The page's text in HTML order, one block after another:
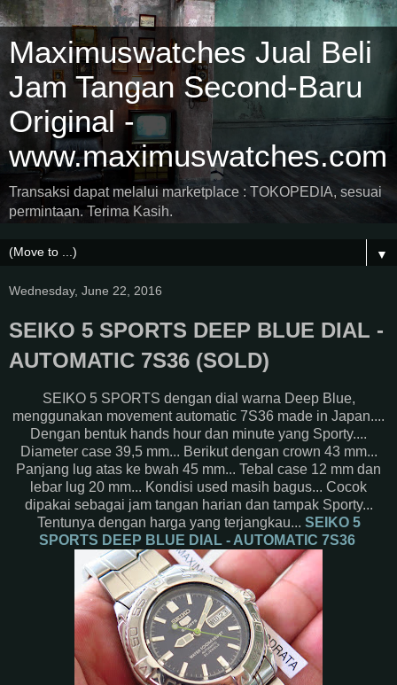
Maximuswatches Jual Beli
Jam Tangan Second-Baru
Original -
www.maximuswatches.com
Transaksi dapat melalui marketplace : TOKOPEDIA, sesuai
permintaan. Terima Kasih.
▼
Wednesday, June 22, 2016
SEIKO 5 SPORTS DEEP BLUE DIAL -
AUTOMATIC 7S36 (SOLD)
SEIKO 5 SPORTS dengan dial warna Deep Blue,
menggunakan movement automatic 7S36 made in Japan....
Dengan bentuk hands hour dan minute yang Sporty....
Diameter case 39,5 mm... Berikut dengan crown 43 mm...
Panjang lug atas ke bwah 45 mm... Tebal case 12 mm dan
lebar lug 20 mm... Kondisi used masih bagus... Cocok
dipakai sebagai jam tangan harian dan tampak Sporty...
Tentunya dengan harga yang terjangkau... SEIKO 5
SPORTS DEEP BLUE DIAL - AUTOMATIC 7S36